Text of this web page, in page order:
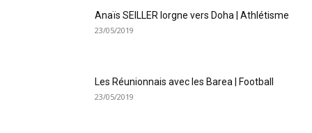
Anaïs SEILLER lorgne vers Doha | Athlétisme
23/05/2019
Les Réunionnais avec les Barea | Football
23/05/2019